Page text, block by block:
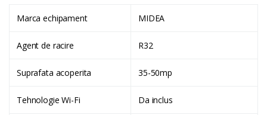
Marca echipament MIDEA
Agent de racire R32
Suprafata acoperita 35-50mp
Tehnologie Wi-Fi Da inclus